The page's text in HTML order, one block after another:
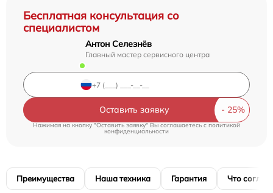
Бесплатная консультация со
специалистом
Антон Селезнёв
Главный мастер сервисного центра
Оставить заявку
Нажимая на кнопку "Оставить заявку" Вы соглашаетесь cполитикой
конфиденциальности
Преимущества Наша техника Гарантия Что